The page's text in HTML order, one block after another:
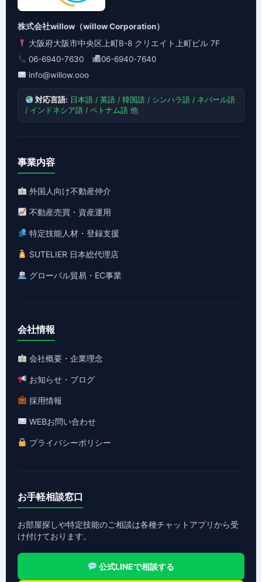
株式会社willow（willow Corporation）
大阪府大阪市中央区上町B-8 クリエイト上町ビル 7F
06-6940-7630
06-6940-7640
info@willow.ooo
対応言語: 日本語 / 英語 / 韓国語 / シンハラ語 / ネパール語
/ インドネシア語 / ベトナム語 他
事業内容
外国人向け不動産仲介
不動産売買・資産運用
特定技能人材・登録支援
SUTELIER 日本総代理店
グローバル貿易・EC事業
会社情報
会社概要・企業理念
お知らせ・ブログ
採用情報
WEBお問い合わせ
プライバシーポリシー
お手軽相談窓口
お部屋探しや特定技能のご相談は各種チャットアプリから受
け付けております。
公式LINEで相談する